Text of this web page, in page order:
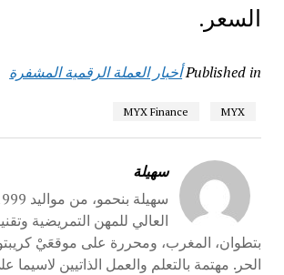
السعر.
Published inأخبار العملة الرقمية المشفرة
MYX
MYX Finance
سهيلة
العالي للمهن التمريضية
بتطوان، المغرب، ومحررة على موقعَيْ
الحر. مهتمة بالتعلم والعمل الذاتيين لاسيما